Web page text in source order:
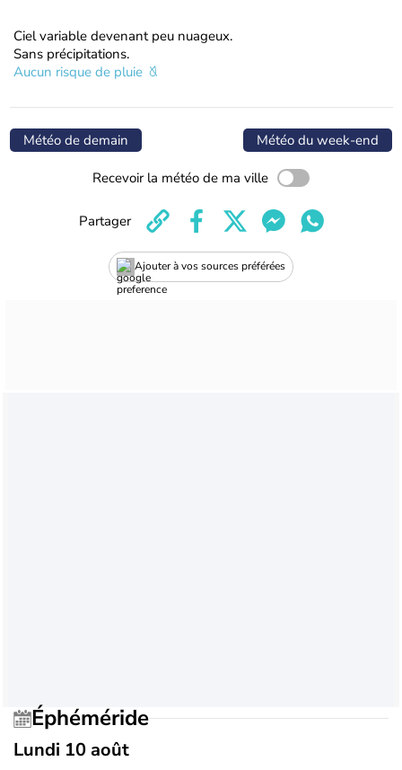
Ciel variable devenant peu nuageux.
Sans précipitations.
Aucun risque de pluie
Météo de demain Météo du week-end
Recevoir la météo de ma ville
Ajouter à vos sources préférées
Partager
Éphéméride
Lundi 10 août